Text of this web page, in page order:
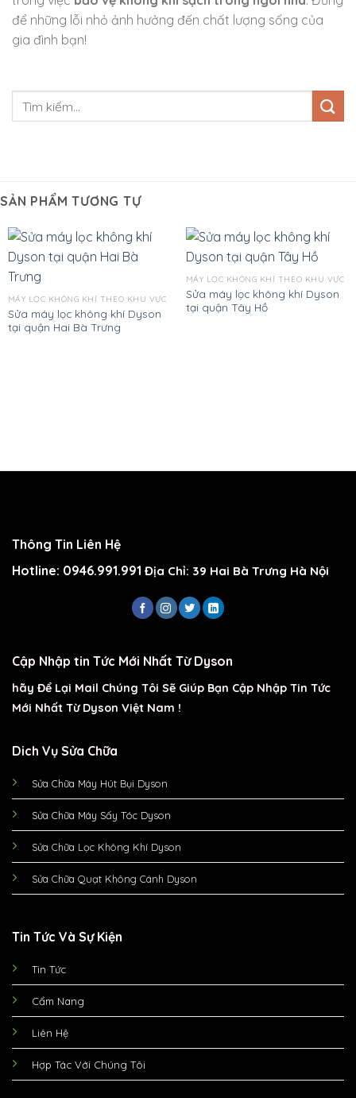
để những lỗi nhỏ ảnh hưởng đến chất lượng sống của
gia đình bạn!
SẢN PHẨM TƯƠNG TỰ
MÁY LỌC KHÔNG KHÍ THEO KHU VỰC
Sửa máy lọc không khí Dyson
tại quận Hai Bà Trưng
MÁY LỌC KHÔNG KHÍ THEO KHU VỰC
Sửa máy lọc không khí Dyson
tại quận Tây Hồ
Thông Tin Liên Hệ
Hotline: 0946.991.991 Địa Chỉ: 39 Hai Bà Trưng Hà Nội
Dich Vụ Sửa Chữa
Sửa Chữa Máy Hút Bụi Dyson
Sửa Chữa Máy Sấy Tóc Dyson
Sửa Chữa Lọc Không Khí Dyson
Sửa Chữa Quạt Không Cánh Dyson
Tin Tức Và Sự Kiện
Tin Tức
Cẩm Nang
Liên Hệ
Hợp Tác Với Chúng Tôi
Cập Nhập tin Tức Mới Nhất Từ Dyson
hãy Để Lại Mail Chúng Tôi Sẽ Giúp Bạn Cập Nhập Tin Tức
Mới Nhất Từ Dyson Việt Nam !